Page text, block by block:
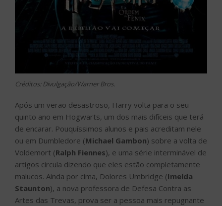
Créditos: Divulgação/Warner Bros.
Após um verão desastroso, Harry volta para o seu
quinto ano em Hogwarts, um dos mais difíceis que terá
de encarar. Pouquíssimos alunos e pais acreditam nele
ou em Dumbledore (Michael Gambon) sobre a volta de
Voldemort (Ralph Fiennes), e uma série interminável de
artigos circula dizendo que eles estão completamente
malucos. Ainda por cima, Dolores Umbridge (Imelda
Staunton), a nova professora de Defesa Contra as
Artes das Trevas, prova ser a pessoa mais repugnante